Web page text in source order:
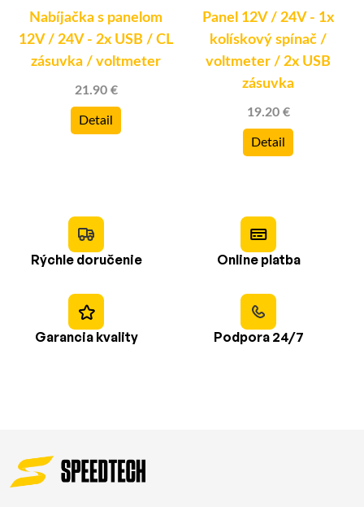
Nabíjačka s panelom
12V / 24V - 2x USB / CL
zásuvka / voltmeter
21.90 €
Detail
Panel 12V / 24V - 1x
kolískový spínač /
voltmeter / 2x USB
zásuvka
19.20 €
Detail
Rýchle doručenie Online platba
Garancia kvality Podpora 24/7